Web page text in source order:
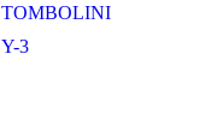
TOMBOLINI
Y-3